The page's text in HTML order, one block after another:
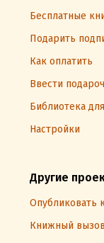
Бесплатные
Подарить
Как оплатить
Ввести
Библиотека
Настройки
Другие
Опубликовать
Книжный вызов